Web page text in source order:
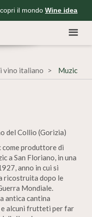
il mondo Wine idea
vino italiano Muzic
del Collio (Gorizia)
come produttore di
a San Floriano, in una
anno in cui si
ricostruita dopo le
Mondiale.
antica cantina
alcuni frutteti per far